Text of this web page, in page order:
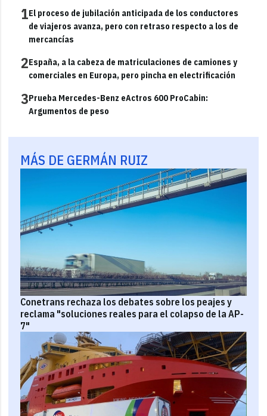
1El proceso de jubilación anticipada de los conductores
de viajeros avanza, pero con retraso respecto a los de
mercancías
2España, a la cabeza de matriculaciones de camiones y
comerciales en Europa, pero pincha en electrificación
3Prueba Mercedes-Benz eActros 600 ProCabin:
Argumentos de peso
MÁS DE GERMÁN RUIZ
Conetrans rechaza los debates sobre los peajes y
reclama "soluciones reales para el colapso de la AP-
7"